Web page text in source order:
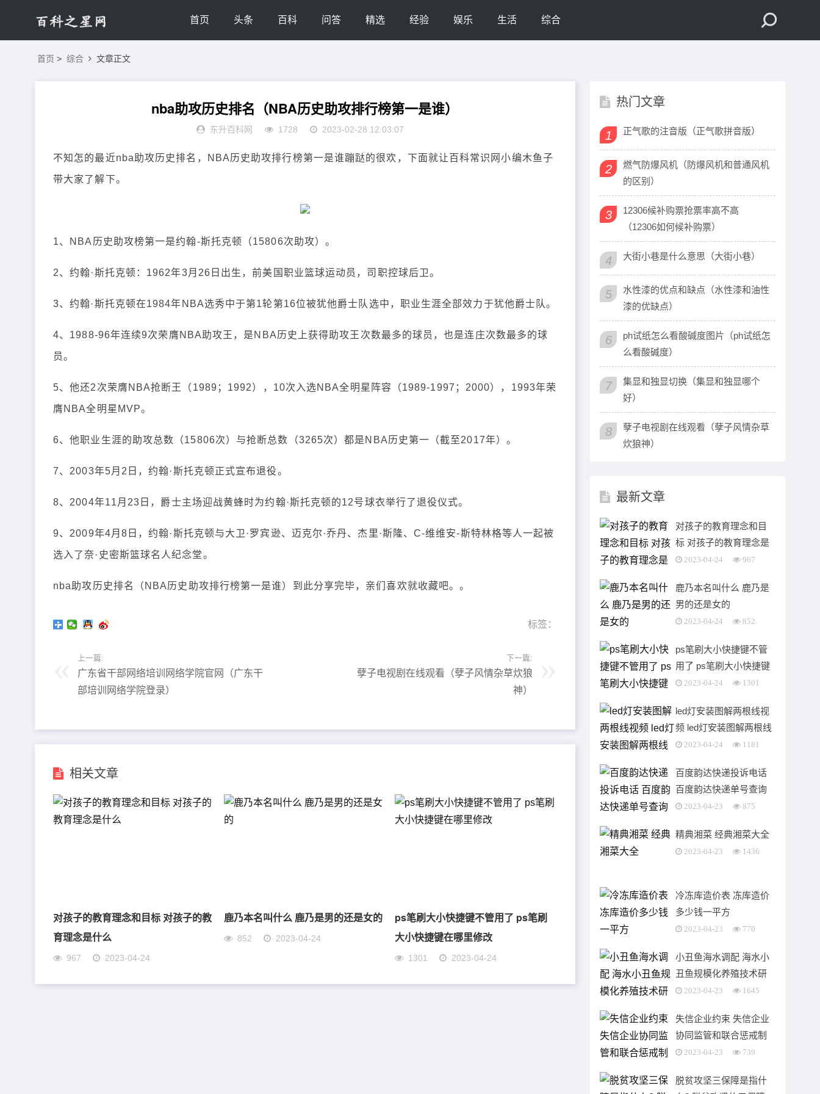
首页 头条 百科 问答 精选 经验 娱乐 生活 综合
首页 > 综合 文章正文
nba助攻历史排名（NBA历史助攻排行榜第一是谁）
东升百科网 1728 2023-02-28 12:03:07
不知怎的最近nba助攻历史排名，NBA历史助攻排行榜第一是谁蹦跶的很欢，下面就让百科常识网小编木鱼子
带大家了解下。
1、NBA历史助攻榜第一是约翰-斯托克顿（15806次助攻）。
2、约翰·斯托克顿：1962年3月26日出生，前美国职业篮球运动员，司职控球后卫。
3、约翰·斯托克顿在1984年NBA选秀中于第1轮第16位被犹他爵士队选中，职业生涯全部效力于犹他爵士队。
4、1988-96年连续9次荣膺NBA助攻王，是NBA历史上获得助攻王次数最多的球员，也是连庄次数最多的球
员。
5、他还2次荣膺NBA抢断王（1989；1992），10次入选NBA全明星阵容（1989-1997；2000），1993年荣
膺NBA全明星MVP。
6、他职业生涯的助攻总数（15806次）与抢断总数（3265次）都是NBA历史第一（截至2017年）。
7、2003年5月2日，约翰·斯托克顿正式宣布退役。
8、2004年11月23日，爵士主场迎战黄蜂时为约翰·斯托克顿的12号球衣举行了退役仪式。
9、2009年4月8日，约翰·斯托克顿与大卫·罗宾逊、迈克尔·乔丹、杰里·斯隆、C-维维安-斯特林格等人一起被
选入了奈·史密斯篮球名人纪念堂。
nba助攻历史排名（NBA历史助攻排行榜第一是谁）到此分享完毕，亲们喜欢就收藏吧。。
标签：
上一篇:
广东省干部网络培训网络学院官网（广东干
部培训网络学院登录）
下一篇:
孽子电视剧在线观看（孽子风情杂草炊狼
神）
相关文章
对孩子的教育理念和目标 对孩子的教
育理念是什么
967 2023-04-24
鹿乃本名叫什么 鹿乃是男的还是女的
852 2023-04-24
ps笔刷大小快捷键不管用了 ps笔刷
大小快捷键在哪里修改
1301 2023-04-24
热门文章
1 正气歌的注音版（正气歌拼音版）
2
燃气防爆风机（防爆风机和普通风机
的区别）
3
12306候补购票抢票率高不高
（12306如何候补购票）
4 大街小巷是什么意思（大街小巷）
5
水性漆的优点和缺点（水性漆和油性
漆的优缺点）
6
ph试纸怎么看酸碱度图片（ph试纸怎
么看酸碱度）
7
集显和独显切换（集显和独显哪个
好）
8
孽子电视剧在线观看（孽子风情杂草
炊狼神）
最新文章
对孩子的教育理念和目
标 对孩子的教育理念是
什么
2023-04-24 967
鹿乃本名叫什么 鹿乃是
男的还是女的
2023-04-24 852
ps笔刷大小快捷键不管
用了 ps笔刷大小快捷键
在哪里修改
2023-04-24 1301
led灯安装图解两根线视
频 led灯安装图解两根线
一条紫色一条蓝色
2023-04-24 1181
百度韵达快递投诉电话
百度韵达快递单号查询
2023-04-23 875
精典湘菜 经典湘菜大全
2023-04-23 1436
冷冻库造价表 冻库造价
多少钱一平方
2023-04-23 770
小丑鱼海水调配 海水小
丑鱼规模化养殖技术研
究2023-04-23 1645
失信企业约束 失信企业
协同监管和联合惩戒制
度2023-04-23 739
脱贫攻坚三保障是指什